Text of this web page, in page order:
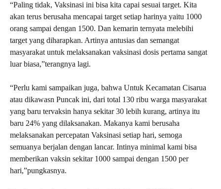
“Paling tidak, Vaksinasi ini bisa kita capai sesuai target. Kita
akan terus berusaha mencapai target setiap harinya yaitu 1000
orang sampai dengan 1500. Dan kemarin ternyata melebihi
target yang diharapkan. Artinya antusias dan semangat
masyarakat untuk melaksanakan vaksinasi dosis pertama sangat
luar biasa,”terangnya lagi.
“Perlu kami sampaikan juga, bahwa Untuk Kecamatan Cisarua
atau dikawasn Puncak ini, dari total 130 ribu warga masyarakat
yang baru tervaksin hanya sekitar 30 lebih kurang, artinya itu
baru 24% yang dilaksanakan. Makanya kami berusaha
melaksanakan percepatan Vaksinasi setiap hari, semoga
semuanya berjalan dengan lancar. Intinya minimal kami bisa
memberikan vaksin sekitar 1000 sampai dengan 1500 per
hari,”pungkasnya.